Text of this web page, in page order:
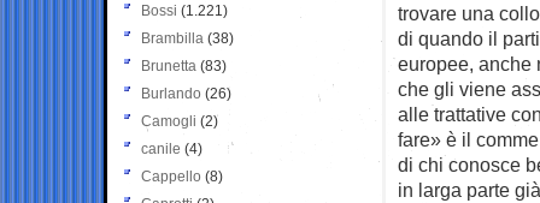
trovare una
di quando il
europee, anche
che gli viene
alle trattative
fare» è il
di chi conosce
in larga parte
Bossi (1.221)
Brambilla (38)
Brunetta (83)
Burlando (26)
Camogli (2)
canile (4)
Cappello (8)